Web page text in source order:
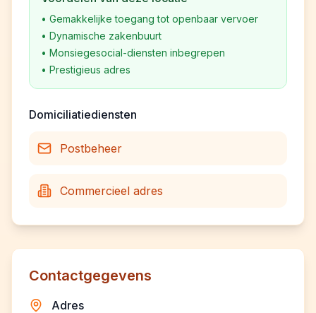
• Gemakkelijke toegang tot openbaar vervoer
• Dynamische zakenbuurt
• Monsiegesocial-diensten inbegrepen
• Prestigieus adres
Domiciliatiediensten
Postbeheer
Commercieel adres
Contactgegevens
Adres